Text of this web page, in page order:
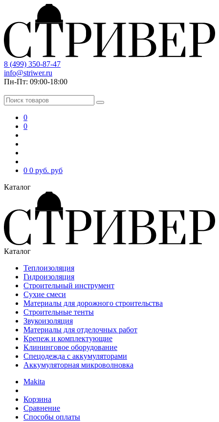
8 (499) 350-87-47
info@striwer.ru
Пн-Пт: 09:00-18:00
0
0
0 0 руб. руб
Каталог
Каталог
Теплоизоляция
Гидроизоляция
Строительный инструмент
Сухие смеси
Материалы для дорожного строительства
Строительные тенты
Звукоизоляция
Материалы для отделочных работ
Крепеж и комплектующие
Клининговое оборудование
Спецодежда с аккумуляторами
Аккумуляторная микроволновка
Makita
Корзина
Сравнение
Способы оплаты